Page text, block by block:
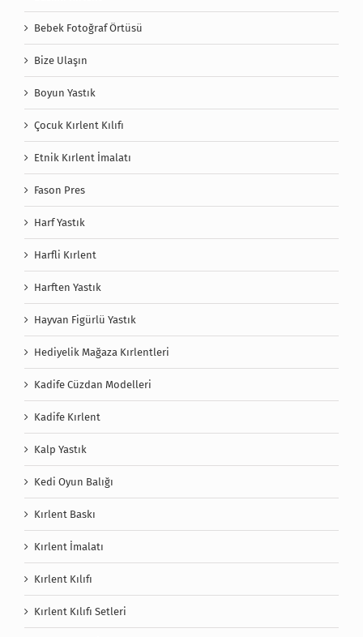
Bebek Fotoğraf Örtüsü
Bize Ulaşın
Boyun Yastık
Çocuk Kırlent Kılıfı
Etnik Kırlent İmalatı
Fason Pres
Harf Yastık
Harfli Kırlent
Harften Yastık
Hayvan Figürlü Yastık
Hediyelik Mağaza Kırlentleri
Kadife Cüzdan Modelleri
Kadife Kırlent
Kalp Yastık
Kedi Oyun Balığı
Kırlent Baskı
Kırlent İmalatı
Kırlent Kılıfı
Kırlent Kılıfı Setleri